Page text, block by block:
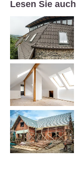
Lesen Sie auch